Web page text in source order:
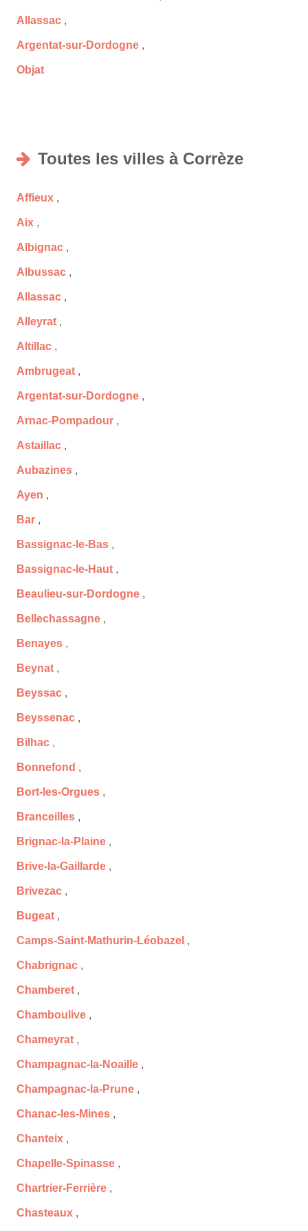
Allassac ,
Argentat-sur-Dordogne ,
Objat
Toutes les villes à Corrèze
Affieux ,
Aix ,
Albignac ,
Albussac ,
Allassac ,
Alleyrat ,
Altillac ,
Ambrugeat ,
Argentat-sur-Dordogne ,
Arnac-Pompadour ,
Astaillac ,
Aubazines ,
Ayen ,
Bar ,
Bassignac-le-Bas ,
Bassignac-le-Haut ,
Beaulieu-sur-Dordogne ,
Bellechassagne ,
Benayes ,
Beynat ,
Beyssac ,
Beyssenac ,
Bilhac ,
Bonnefond ,
Bort-les-Orgues ,
Branceilles ,
Brignac-la-Plaine ,
Brive-la-Gaillarde ,
Brivezac ,
Bugeat ,
Camps-Saint-Mathurin-Léobazel ,
Chabrignac ,
Chamberet ,
Chamboulive ,
Chameyrat ,
Champagnac-la-Noaille ,
Champagnac-la-Prune ,
Chanac-les-Mines ,
Chanteix ,
Chapelle-Spinasse ,
Chartrier-Ferrière ,
Chasteaux ,